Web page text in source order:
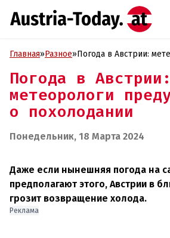
Главная»Разное»Погода в Австрии:
Погода в Австрии:
метеорологи
о похолодании
Понедельник, 18 Марта 2024
Даже если нынешняя погода на
предполагают этого, Австрии в
грозит возвращение холода.
Реклама